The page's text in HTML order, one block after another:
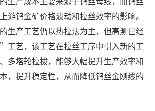
游钨金矿价格波动和拉丝效率的影响。
生产工艺仍以热拉法为主，但高测已经
艺，该工艺在拉丝工序中引入新的工
多塔轮拉拔，能够大幅提升生产效率和
，提升稳定性，从而降低钨丝金刚线的